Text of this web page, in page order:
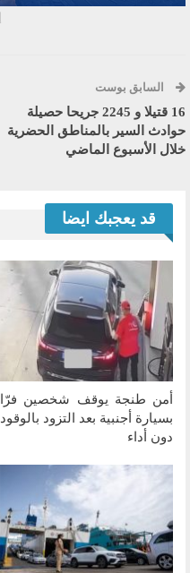
السابق بوست
16 قتيلا و 2245 جريحا حصيلة
حوادث السير بالمناطق الحضرية
خلال الأسبوع الماضي
قد يعجبك ايضا
أمن طنجة يوقف شخصين فرّا
بسيارة أجنبية بعد التزود بالوقود
دون أداء